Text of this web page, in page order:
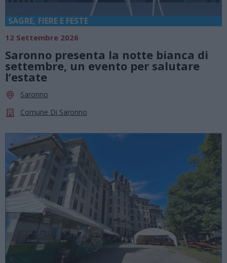
SAGRE, FIERE E FESTE
12 Settembre 2026
Saronno presenta la notte bianca di
settembre, un evento per salutare
l’estate
Saronno
Comune Di Saronno